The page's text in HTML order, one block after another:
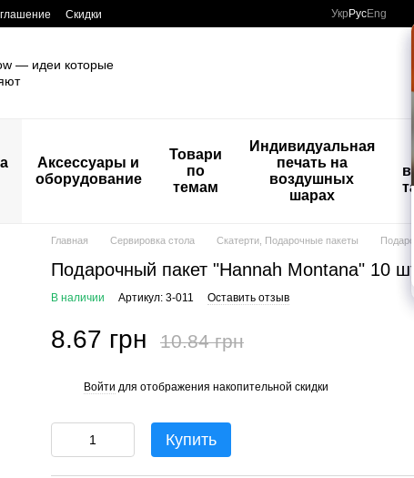
Скидки Укр РусEng
Аксессуары и
оборудование
Товари
по
темам
Индивидуальная
печать на
воздушных
шарах
Главная Сервировка стола Скатерти, Подарочные пакеты
Подарочный пакет "Hannah Montana" 10
В наличии Артикул: 3-011 Оставить отзыв
8.67 грн 10.84 грн
Войти для отображения накопительной скидки
Купить